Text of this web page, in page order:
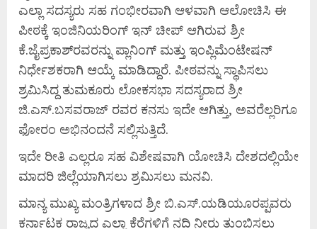
ಎಲ್ಲಾ ಸದಸ್ಯರು ಸಹ ಗಂಭೀರವಾಗಿ ಆಳವಾಗಿ ಆಲೋಚಿಸಿ ಈ
ಪೀಠಕ್ಕೆ ಇಂಜಿನಿಯರಿಂಗ್ ಇನ್ ಚೀಪ್ ಆಗಿರುವ ಶ್ರೀ
ಕೆ.ಜೈಪ್ರಕಾಶ್‌ರವರನ್ನು ಪ್ಲಾನಿಂಗ್ ಮತ್ತು ಇಂಪ್ಲಿಮೆಂಟೇಷನ್
ನಿರ್ಧೇಶಕರಾಗಿ ಆಯ್ಕೆ ಮಾಡಿದ್ದಾರೆ. ಪೀಠವನ್ನು ಸ್ಥಾಪಿಸಲು
ಶ್ರಮಿಸಿದ್ದ ತುಮಕೂರು ಲೋಕಸಭಾ ಸದಸ್ಯರಾದ ಶ್ರೀ
ಜಿ.ಎಸ್.ಬಸವರಾಜ್ ರವರ ಕನಸು ಇದೇ ಆಗಿತ್ತು, ಅವರೆಲ್ಲರಿಗೂ
ಫೋರಂ ಅಭಿನಂದನೆ ಸಲ್ಲಿಸುತ್ತಿದೆ.
ಇದೇ ರೀತಿ ಎಲ್ಲರೂ ಸಹ ವಿಶೇಷವಾಗಿ ಯೋಚಿಸಿ ದೇಶದಲ್ಲಿಯೇ
ಮಾದರಿ ಜಿಲ್ಲೆಯಾಗಿಸಲು ಶ್ರಮಿಸಲು ಮನವಿ.
ಮಾನ್ಯ ಮುಖ್ಯ ಮಂತ್ರಿಗಳಾದ ಶ್ರೀ ಬಿ.ಎಸ್.ಯಡಿಯೂರಪ್ಪವರು
ಕರ್ನಾಟಕ ರಾಜ್ಯದ ಎಲ್ಲಾ ಕೆರೆಗಳಿಗೆ ನದಿ ನೀರು ತುಂಬಿಸಲು